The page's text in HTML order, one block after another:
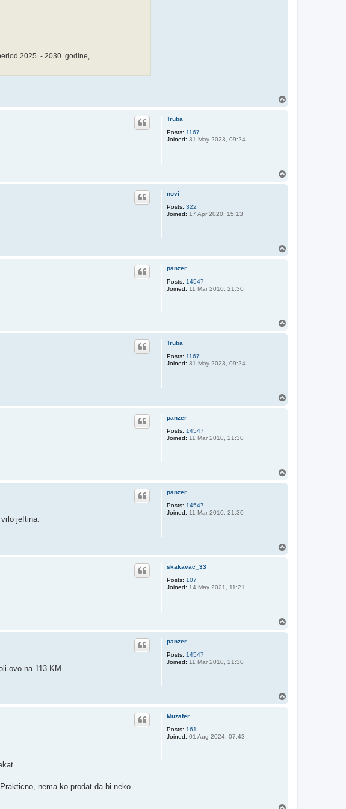
2025. - 2030. godine,
Truba
Posts: 1167
Joined: 31 May 2023, 09:24
novi
Posts: 322
Joined: 17 Apr 2020, 15:13
panzer
Posts: 14547
Joined: 11 Mar 2010, 21:30
Truba
Posts: 1167
Joined: 31 May 2023, 09:24
panzer
Posts: 14547
Joined: 11 Mar 2010, 21:30
panzer
Posts: 14547
Joined: 11 Mar 2010, 21:30
jeftina.
skakavac_33
Posts: 107
Joined: 14 May 2021, 11:21
panzer
Posts: 14547
Joined: 11 Mar 2010, 21:30
ovo na 113 KM
Muzafer
Posts: 161
Joined: 01 Aug 2024, 07:43
nema ko prodat da bi neko